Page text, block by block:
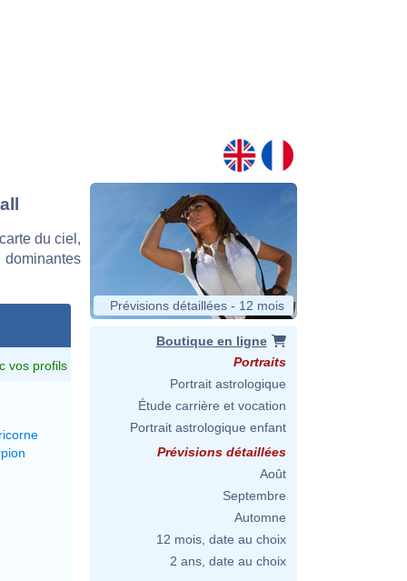
du ciel,
vos profils
Prévisions détaillées - 12 mois
Boutique en ligne
Portraits
Portrait astrologique
Étude carrière et vocation
Portrait astrologique enfant
Prévisions détaillées
Août
Septembre
Automne
12 mois, date au choix
2 ans, date au choix